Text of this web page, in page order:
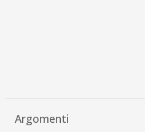
Argomenti